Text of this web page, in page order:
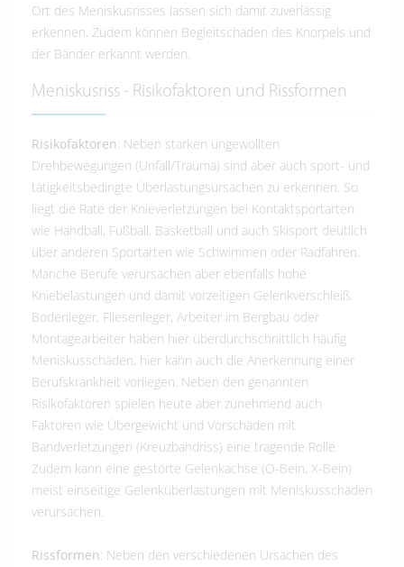
Ort des Meniskusrisses lassen sich damit zuverlässig
erkennen. Zudem können Begleitschäden des Knorpels und
der Bänder erkannt werden.
Meniskusriss - Risikofaktoren und Rissformen
Risikofaktoren: Neben starken ungewollten
Drehbewegungen (Unfall/Trauma) sind aber auch sport- und
tätigkeitsbedingte Überlastungsursachen zu erkennen. So
liegt die Rate der Knieverletzungen bei Kontaktsportarten
wie Handball, Fußball, Basketball und auch Skisport deutlich
über anderen Sportarten wie Schwimmen oder Radfahren.
Manche Berufe verursachen aber ebenfalls hohe
Kniebelastungen und damit vorzeitigen Gelenkverschleiß.
Bodenleger, Fliesenleger, Arbeiter im Bergbau oder
Montagearbeiter haben hier überdurchschnittlich häufig
Meniskusschäden, hier kann auch die Anerkennung einer
Berufskrankheit vorliegen. Neben den genannten
Risikofaktoren spielen heute aber zunehmend auch
Faktoren wie Übergewicht und Vorschäden mit
Bandverletzungen (Kreuzbandriss) eine tragende Rolle.
Zudem kann eine gestörte Gelenkachse (O-Bein, X-Bein)
meist einseitige Gelenküberlastungen mit Meniskusschäden
verursachen.
Rissformen: Neben den verschiedenen Ursachen des